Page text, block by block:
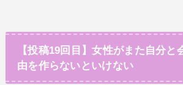
【投稿19回目】女性がまた自分と
由を作らないといけない